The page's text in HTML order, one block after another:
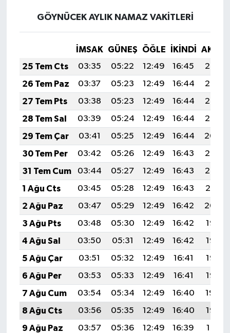
GÖYNÜCEK AYLIK NAMAZ VAKITLERI
İMSAK GÜNEŞ ÖĞLE İKINDI
25 Tem Cts
03:35 05:22 12:49 16:45
20:07
26 Tem Paz
03:37 05:23 12:49 16:44
20:06
27 Tem Pts
03:38 05:23 12:49 16:44
20:06
28 Tem Sal
03:39 05:24 12:49 16:44
20:05
29 Tem Çar
03:41 05:25 12:49 16:44
20:04
30 Tem Per
03:42 05:26 12:49 16:43
20:03
31 Tem Cum
03:44 05:27 12:49 16:43
20:02
1 Ağu Cts
03:45 05:28 12:49 16:43
20:01
2 Ağu Paz
03:47 05:29 12:49 16:42
20:00
3 Ağu Pts
03:48 05:30 12:49 16:42
19:58
4 Ağu Sal
03:50 05:31 12:49 16:42
19:57
5 Ağu Çar
03:51 05:32 12:49 16:41
19:56
6 Ağu Per
03:53 05:33 12:49 16:41
19:55
7 Ağu Cum
03:54 05:34 12:49 16:40
19:54
8 Ağu Cts
03:56 05:35 12:49 16:40
19:53
9 Ağu Paz
03:57 05:36 12:49 16:39
19:51
Pazarlar
Politika
Resmi İlan
Rüya Tabirleri
Sağlık
Şaphane
Simav
Siyaset
Spor
Tavşanlı